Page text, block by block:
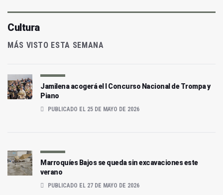
Cultura
MÁS VISTO ESTA SEMANA
Jamilena acogerá el I Concurso Nacional de Trompa y
Piano
PUBLICADO EL 25 DE MAYO DE 2026
Marroquíes Bajos se queda sin excavaciones este
verano
PUBLICADO EL 27 DE MAYO DE 2026